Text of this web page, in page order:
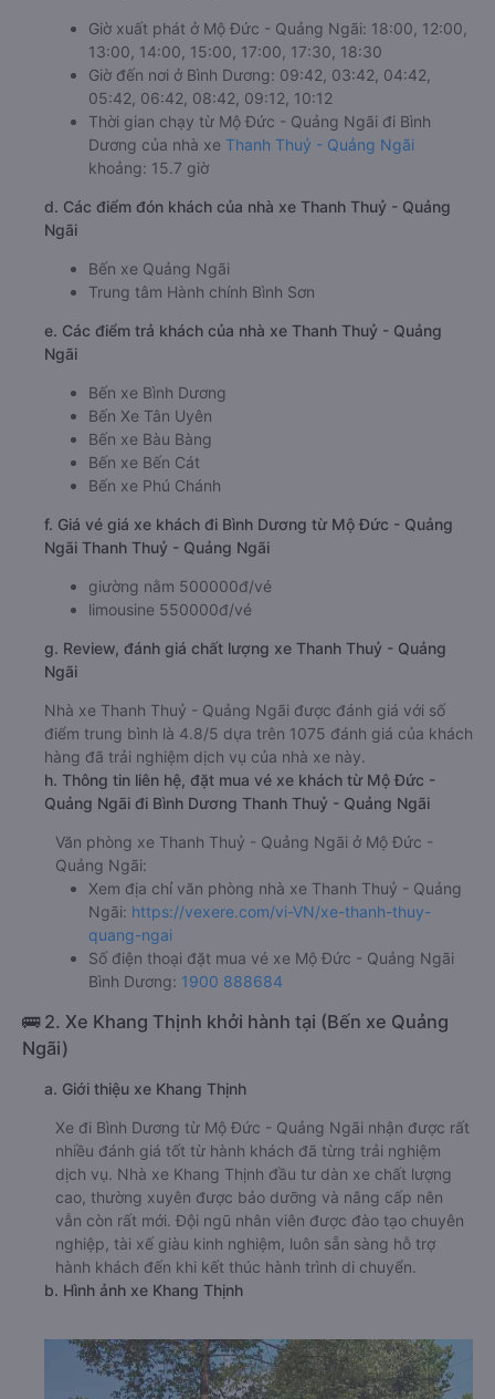
Giờ xuất phát ở Mộ Đức - Quảng Ngãi: 18:00, 12:00,
13:00, 14:00, 15:00, 17:00, 17:30, 18:30
Giờ đến nơi ở Bình Dương: 09:42, 03:42, 04:42,
05:42, 06:42, 08:42, 09:12, 10:12
Thời gian chạy từ Mộ Đức - Quảng Ngãi đi Bình
Dương của nhà xe Thanh Thuỷ - Quảng Ngãi
khoảng: 15.7 giờ
d. Các điểm đón khách của nhà xe Thanh Thuỷ - Quảng
Ngãi
Bến xe Quảng Ngãi
Trung tâm Hành chính Bình Sơn
e. Các điểm trả khách của nhà xe Thanh Thuỷ - Quảng
Ngãi
Bến xe Bình Dương
Bến Xe Tân Uyên
Bến xe Bàu Bàng
Bến xe Bến Cát
Bến xe Phú Chánh
f. Giá vé giá xe khách đi Bình Dương từ Mộ Đức - Quảng
Ngãi Thanh Thuỷ - Quảng Ngãi
giường nằm 500000đ/vé
limousine 550000đ/vé
g. Review, đánh giá chất lượng xe Thanh Thuỷ - Quảng
Ngãi
Nhà xe Thanh Thuỷ - Quảng Ngãi được đánh giá với số
điểm trung bình là 4.8/5 dựa trên 1075 đánh giá của khách
hàng đã trải nghiệm dịch vụ của nhà xe này.
h. Thông tin liên hệ, đặt mua vé xe khách từ Mộ Đức -
Quảng Ngãi đi Bình Dương Thanh Thuỷ - Quảng Ngãi
Văn phòng xe Thanh Thuỷ - Quảng Ngãi ở Mộ Đức -
Quảng Ngãi:
Xem địa chỉ văn phòng nhà xe Thanh Thuỷ - Quảng
Ngãi: https://vexere.com/vi-VN/xe-thanh-thuy-
quang-ngai
Số điện thoại đặt mua vé xe Mộ Đức - Quảng Ngãi
Bình Dương: 1900 888684
🚌 2. Xe Khang Thịnh khởi hành tại (Bến xe Quảng
Ngãi)
a. Giới thiệu xe Khang Thịnh
Xe đi Bình Dương từ Mộ Đức - Quảng Ngãi nhận được rất
nhiều đánh giá tốt từ hành khách đã từng trải nghiệm
dịch vụ. Nhà xe Khang Thịnh đầu tư dàn xe chất lượng
cao, thường xuyên được bảo dưỡng và nâng cấp nên
vẫn còn rất mới. Đội ngũ nhân viên được đào tạo chuyên
nghiệp, tài xế giàu kinh nghiệm, luôn sẵn sàng hỗ trợ
hành khách đến khi kết thúc hành trình di chuyển.
b. Hình ảnh xe Khang Thịnh